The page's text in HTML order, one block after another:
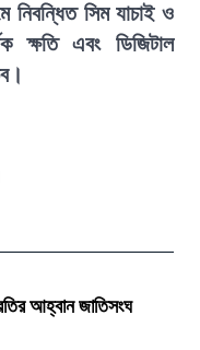
নিবন্ধিত সিম যাচাই ও
ক্ষতি এবং ডিজিটাল
আহ্বান জাতিসংঘ